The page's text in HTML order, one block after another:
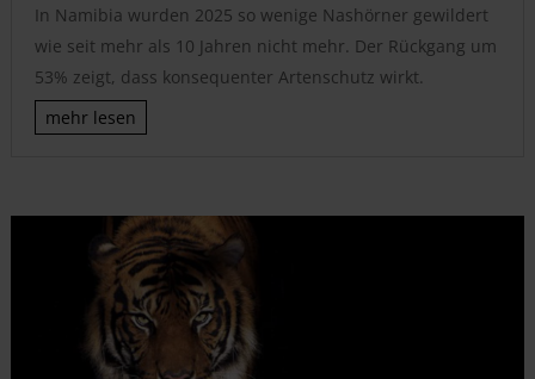
In Namibia wurden 2025 so wenige Nashörner gewildert
wie seit mehr als 10 Jahren nicht mehr. Der Rückgang um
53% zeigt, dass konsequenter Artenschutz wirkt.
mehr lesen